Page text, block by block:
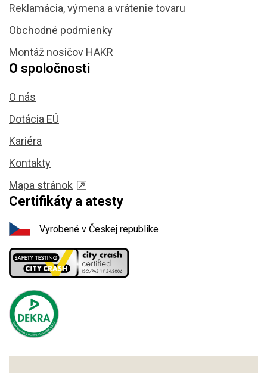
Reklamácia, výmena a vrátenie tovaru
Obchodné podmienky
Montáž nosičov HAKR
O spoločnosti
O nás
Dotácia EÚ
Kariéra
Kontakty
Mapa stránok
Certifikáty a atesty
Vyrobené v Českej republike